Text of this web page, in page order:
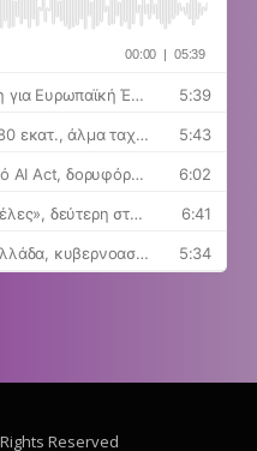
Reserved